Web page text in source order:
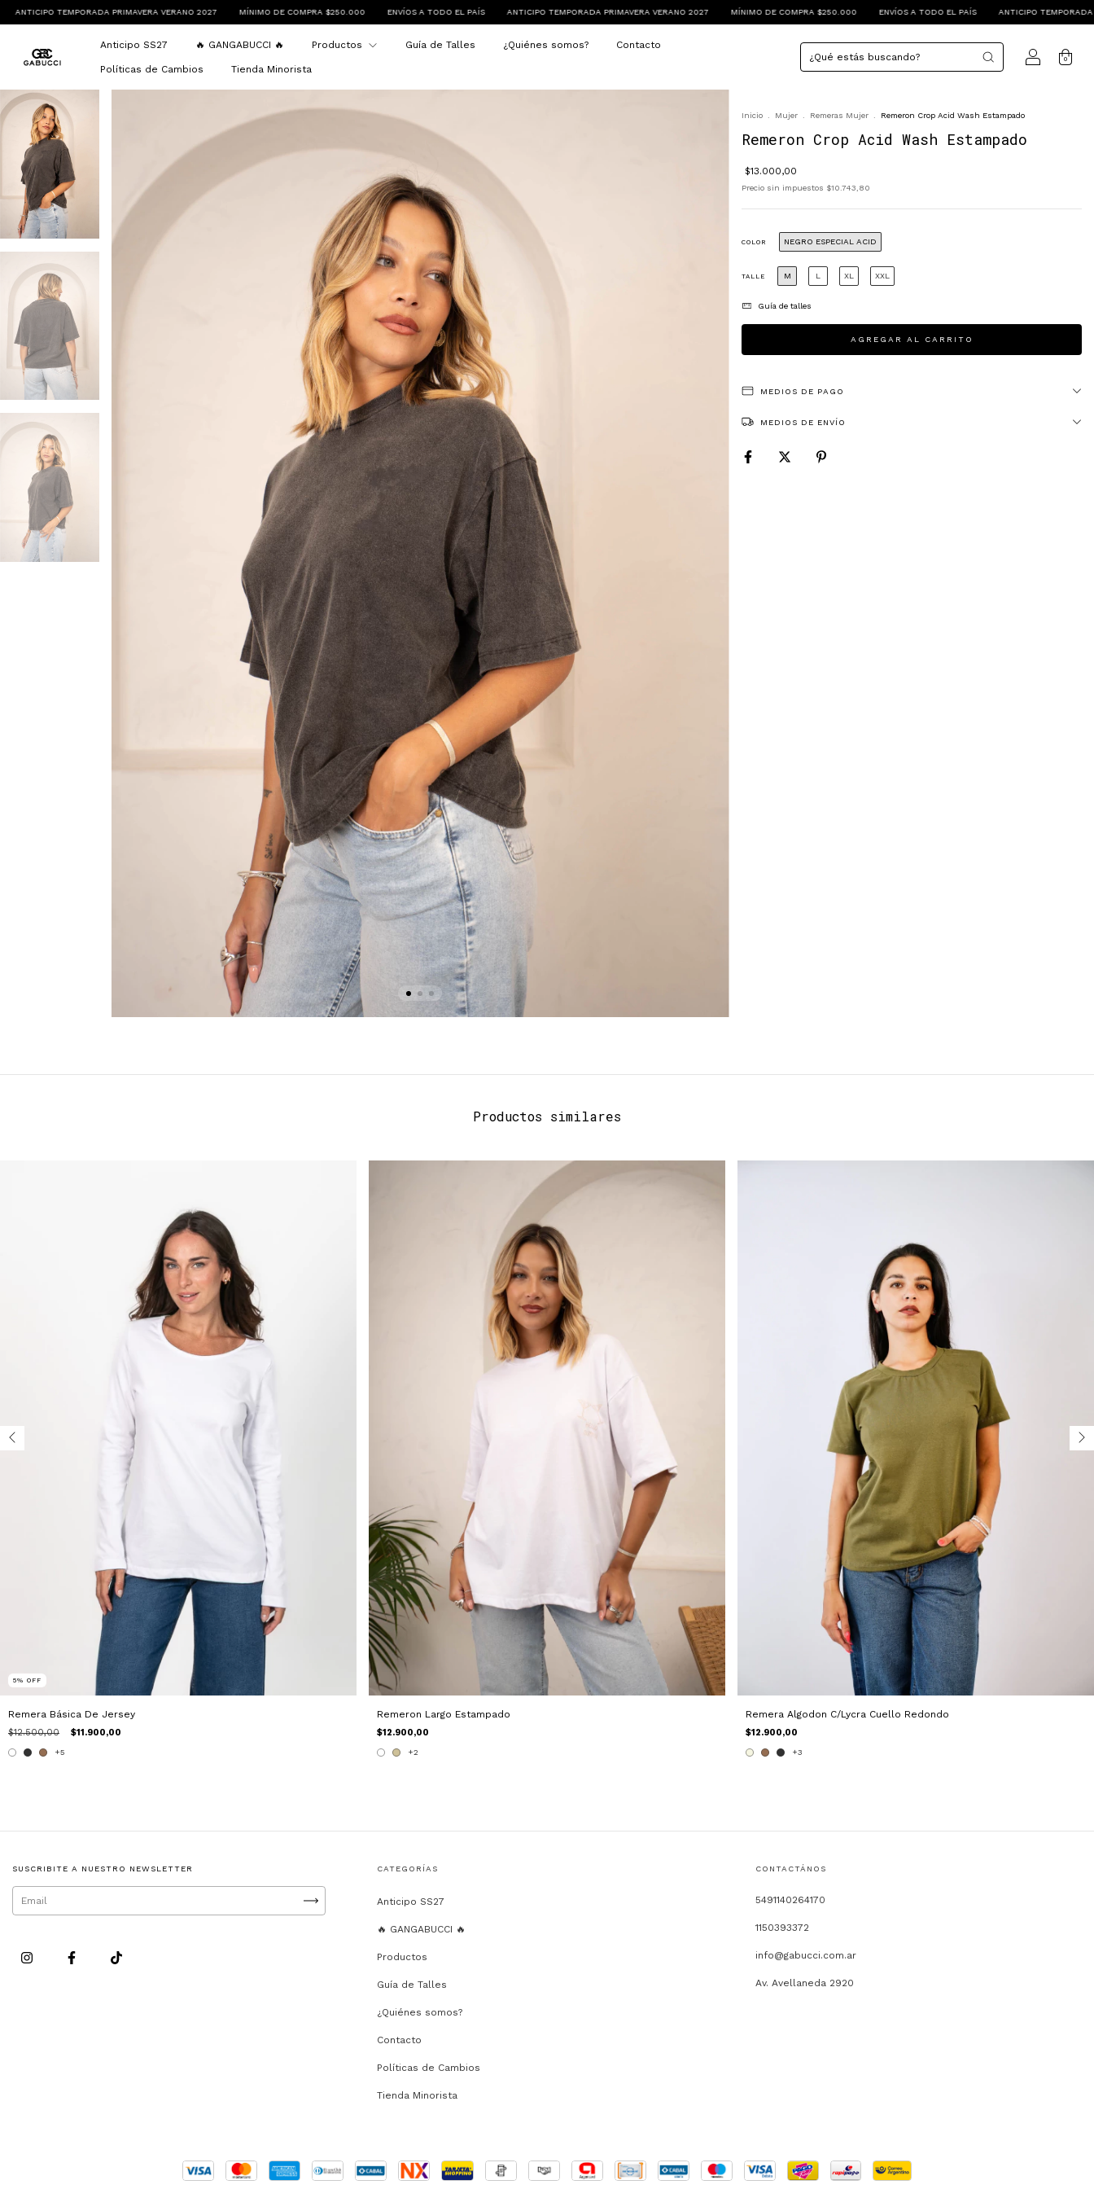
VERANO 2027 MÍNIMO DE COMPRA $250.000 ENVÍOS A TODO EL PAÍS ANTICIPO TEMPORADA PRIMAVERA VERANO 2027 MÍNIMO DE COMPRA $250.000 ENVÍOS A TODO EL PAÍS ANTICIPO TEMPORADA PRIMAVERA VERANO 2027
Anticipo SS27 🔥 GANGABUCCI 🔥 Productos Guía de Talles ¿Quiénes somos? Contacto
Políticas de Cambios Tienda Minorista
0
Inicio Mujer Remeras Mujer Remeron Crop Acid Wash Estampado
Remeron Crop Acid Wash Estampado
$13.000,00
Precio sin impuestos $10.743,80
COLOR NEGRO ESPECIAL ACID
TALLE M L XL XXL
Guía de talles
MEDIOS DE PAGO
MEDIOS DE ENVÍO
Productos similares
5% OFF
Remera Básica De Jersey
$12.500,00 $11.900,00
+5
Remeron Largo Estampado
$12.900,00
+2
Remera Algodon C/Lycra Cuello Redondo
$12.900,00
+3
SUSCRIBITE A NUESTRO NEWSLETTER CATEGORÍAS
Anticipo SS27
🔥 GANGABUCCI 🔥
Productos
Guía de Talles
¿Quiénes somos?
Contacto
Políticas de Cambios
Tienda Minorista
CONTACTÁNOS
5491140264170
1150393372
info@gabucci.com.ar
Av. Avellaneda 2920